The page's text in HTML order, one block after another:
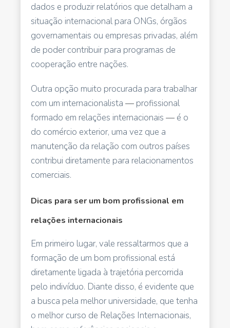
dados e produzir relatórios que detalham a
situação internacional para ONGs, órgãos
governamentais ou empresas privadas, além
de poder contribuir para programas de
cooperação entre nações.
Outra opção muito procurada para trabalhar
com um internacionalista — profissional
formado em relações internacionais — é o
do comércio exterior, uma vez que a
manutenção da relação com outros países
contribui diretamente para relacionamentos
comerciais.
Dicas para ser um bom profissional em
relações internacionais
Em primeiro lugar, vale ressaltarmos que a
formação de um bom profissional está
diretamente ligada à trajetória percorrida
pelo indivíduo. Diante disso, é evidente que
a busca pela melhor universidade, que tenha
o melhor curso de Relações Internacionais,